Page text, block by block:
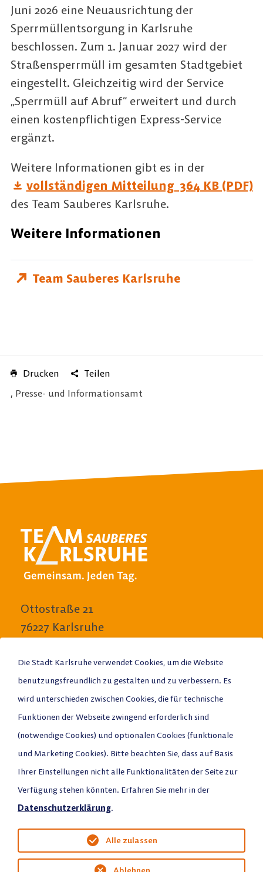
Juni 2026 eine Neuausrichtung der
Sperrmüllentsorgung in Karlsruhe
beschlossen. Zum 1. Januar 2027 wird der
Straßensperrmüll im gesamten Stadtgebiet
eingestellt. Gleichzeitig wird der Service
„Sperrmüll auf Abruf“ erweitert und durch
einen kostenpflichtigen Express-Service
ergänzt.
Weitere Informationen gibt es in der
vollständigen Mitteilung 364 KB (PDF)
des Team Sauberes Karlsruhe.
Weitere Informationen
Team Sauberes Karlsruhe
Drucken
Teilen
, Presse- und Informationsamt
Ottostraße 21
76227 Karlsruhe
E-Mail schreiben
Anrufen
Stadtplan
Datenschutz
Die Stadt Karlsruhe verwendet Cookies, um die Website
benutzungsfreundlich zu gestalten und zu verbessern. Es
wird unterschieden zwischen Cookies, die für technische
Funktionen der Webseite zwingend erforderlich sind
(notwendige Cookies) und optionalen Cookies (funktionale
und Marketing Cookies). Bitte beachten Sie, dass auf Basis
Ihrer Einstellungen nicht alle Funktionalitäten der Seite zur
Verfügung stehen könnten. Erfahren Sie mehr in der
Datenschutzerklärung.
Alle zulassen